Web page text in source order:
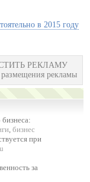
в 2015 году
РЕКЛАМУ
размещения рекламы
,бизнес
при
за